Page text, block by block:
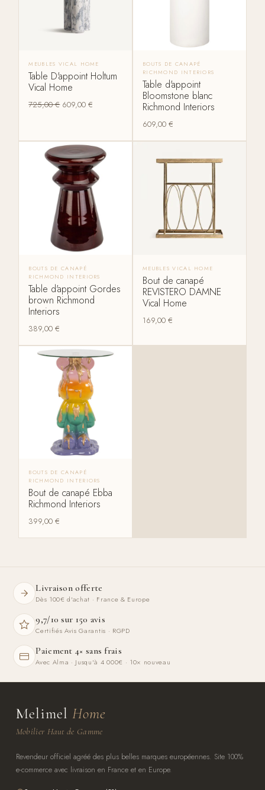
MEUBLES VICAL HOME
Table D'appoint Holtum
Vical Home
725,00€ 609,00€
BOUTS DE CANAPÉ
RICHMOND INTERIORS
Table d'appoint
Bloomstone blanc
Richmond Interiors
609,00 €
BOUTS DE CANAPÉ
RICHMOND INTERIORS
Table d'appoint Gordes
brown Richmond
Interiors
389,00€
MEUBLES VICAL HOME
Bout de canapé
REVISTERO DAMNE
Vical Home
169,00 €
BOUTS DE CANAPÉ
RICHMOND INTERIORS
Bout de canapé Ebba
Richmond Interiors
399,00€
Livraison offerte
Dès 100€ d'achat · France & Europe
9,7/10 sur 150 avis
Certifiés Avis Garantis · RGPD
Paiement 4× sans frais
Avec Alma · Jusqu'à 4 000€ · 10× nouveau
Melimel Home
Mobilier Haut de Gamme
Revendeur officiel agréé des plus belles marques européennes. Site 100%
e-commerce avec livraison en France et en Europe.